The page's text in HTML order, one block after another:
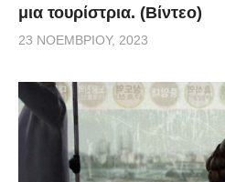
μια τουρίστρια. (Βίντεο)
23 ΝΟΕΜΒΡΊΟΥ, 2023